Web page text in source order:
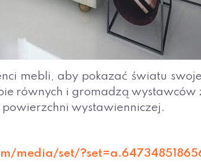
mebli, aby pokazać światu
równych i gromadzą
wystawienniczej.
media/set/